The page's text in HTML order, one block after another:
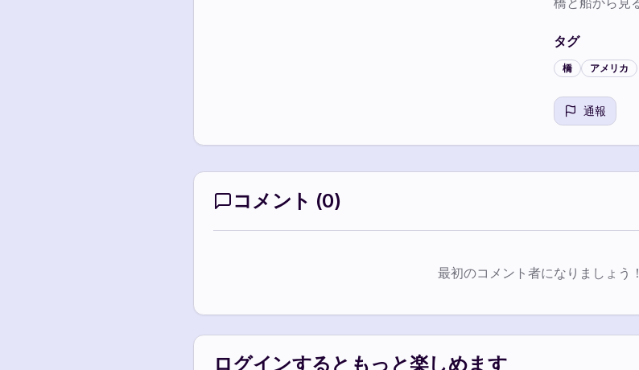
タグ
橋 アメリカ
通報
コメント (0)
最初のコメント者になりましょう！
ログインするともっと楽しめます